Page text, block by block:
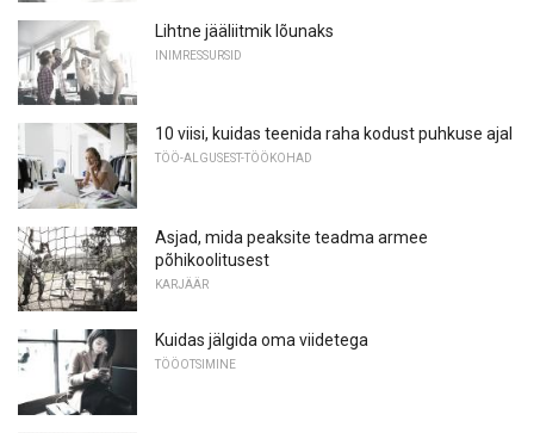
Lihtne jääliitmik lõunaks
INIMRESSURSID
10 viisi, kuidas teenida raha kodust puhkuse ajal
TÖÖ-ALGUSEST-TÖÖKOHAD
Asjad, mida peaksite teadma armee
põhikoolitusest
KARJÄÄR
Kuidas jälgida oma viidetega
TÖÖOTSIMINE